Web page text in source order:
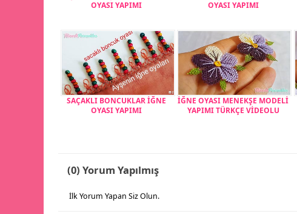
OYASI YAPIMI
OYASI YAPIMI
SAÇAKLI BONCUKLAR İĞNE
OYASI YAPIMI
İĞNE OYASI MENEKŞE MODELİ
YAPIMI TÜRKÇE VİDEOLU
(0) Yorum Yapılmış
İlk Yorum Yapan Siz Olun.